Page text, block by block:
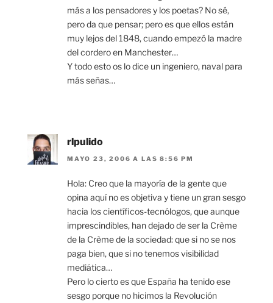
más a los pensadores y los poetas? No sé,
pero da que pensar; pero es que ellos están
muy lejos del 1848, cuando empezó la madre
del cordero en Manchester…
Y todo esto os lo dice un ingeniero, naval para
más señas…
rlpulido
MAYO 23, 2006 A LAS 8:56 PM
Hola: Creo que la mayoría de la gente que
opina aquí no es objetiva y tiene un gran sesgo
hacia los científicos-tecnólogos, que aunque
imprescindibles, han dejado de ser la Crème
de la Crème de la sociedad: que si no se nos
paga bien, que si no tenemos visibilidad
mediática…
Pero lo cierto es que España ha tenido ese
sesgo porque no hicimos la Revolución